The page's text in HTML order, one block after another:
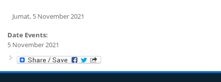
Jumat, 5 November 2021
Date Events:
5 November 2021